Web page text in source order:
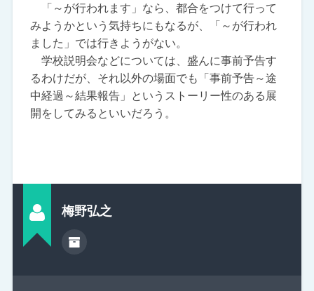
「～が行われます」なら、都合をつけて行って
みようかという気持ちにもなるが、「～が行われ
ました」では行きようがない。
学校説明会などについては、盛んに事前予告す
るわけだが、それ以外の場面でも「事前予告～途
中経過～結果報告」というストーリー性のある展
開をしてみるといいだろう。
梅野弘之